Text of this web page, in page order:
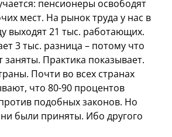
пенсионеры освободят
мест. На рынок труда у нас в
выходят 21 тыс. работающих.
3 тыс. разница – потому что
заняты. Практика показывает.
Почти во всех странах
что 80-90 процентов
подобных законов. Но
были приняты. Ибо другого